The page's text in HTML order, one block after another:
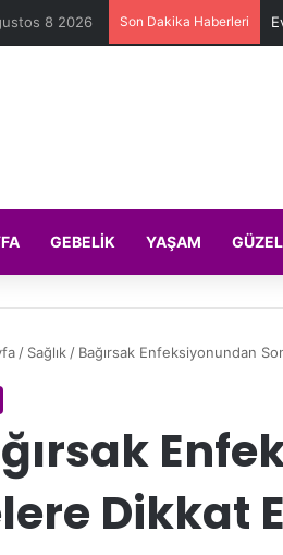
8 2026 Son Dakika Haberleri
GEBELIK YAŞAM
/ Sağlık / Bağırsak Enfeksiyonundan
Dikkat